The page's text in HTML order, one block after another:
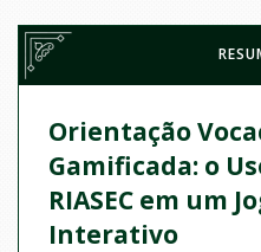
Orientação
Gamificada: o
RIASEC em um
Interativo